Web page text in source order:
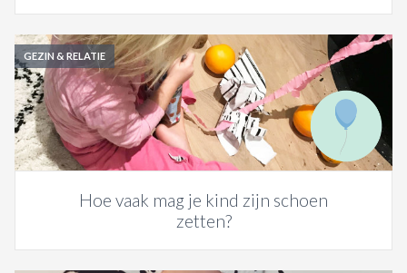
GEZIN & RELATIE
Hoe vaak mag je kind zijn schoen
zetten?